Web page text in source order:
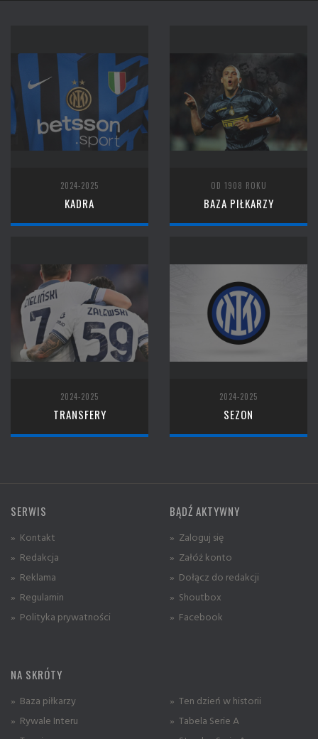
2024-2025
KADRA
OD 1908 ROKU
BAZA PIŁKARZY
2024-2025
TRANSFERY
2024-2025
SEZON
SERWIS
» Kontakt
» Redakcja
» Reklama
» Regulamin
» Polityka prywatności
BĄDŹ AKTYWNY
» Zaloguj się
» Załóż konto
» Dołącz do redakcji
» Shoutbox
» Facebook
NA SKRÓTY
» Baza piłkarzy
» Rywale Interu
» Ten dzień w historii
» Tabela Serie A